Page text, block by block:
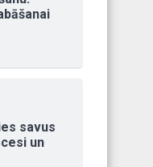
savus
un